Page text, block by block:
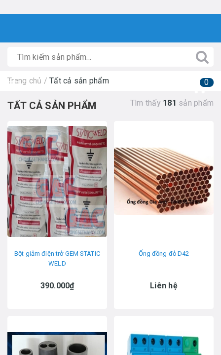
0
Trang chủ / Tất cả sản phẩm
TẤT CẢ SẢN PHẨM Tìm thấy 181 sản phẩm
Bột giảm điện trở GEM STATIC
WELD
390.000₫
Ống đồng đỏ D42
Liên hệ